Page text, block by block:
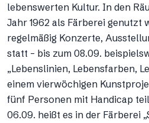
lebenswerten Kultur. In den
Jahr 1962 als Färberei genutzt
regelmäßig Konzerte,
statt – bis zum 08.09.
„Lebenslinien, Lebensfarben,
einem vierwöchigen
fünf Personen mit Handicap
06.09. heißt es in der Färberei